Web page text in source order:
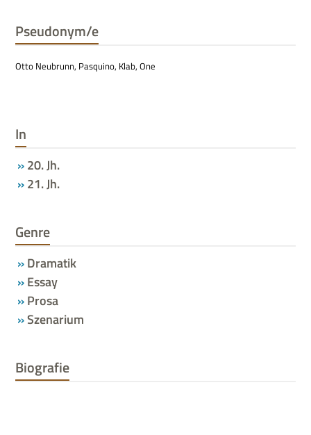
Pseudonym/e
Otto Neu­brunn, Pas­quino, Klab, One
In
20. Jh.
21. Jh.
Genre
Dramatik
Essay
Prosa
Szenarium
Biografie